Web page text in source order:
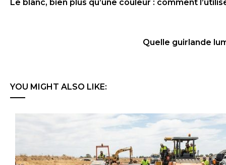
Le blanc, bien plus qu’une couleur : comment
Quelle guirlande
YOU MIGHT ALSO LIKE: